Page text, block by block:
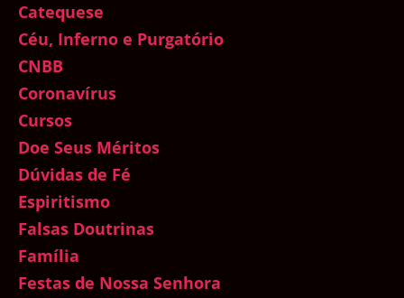
Catequese
Céu, Inferno e Purgatório
CNBB
Coronavírus
Cursos
Doe Seus Méritos
Dúvidas de Fé
Espiritismo
Falsas Doutrinas
Família
Festas de Nossa Senhora